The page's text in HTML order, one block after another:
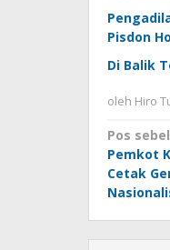
Pisdon
Di Balik
oleh Hiro
pos
Pos
Pemkot
Cetak